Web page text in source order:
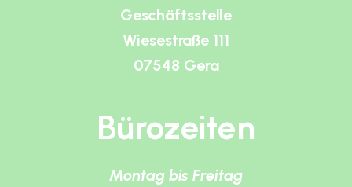
Geschäftsstelle
Wiesestraße 111
07548 Gera
Bürozeiten
Montag bis Freitag